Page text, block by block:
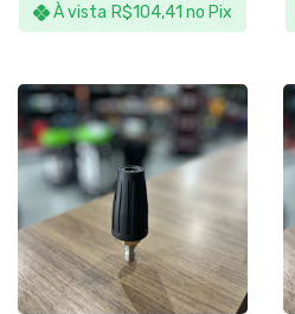
À vista R$104,41 no Pix